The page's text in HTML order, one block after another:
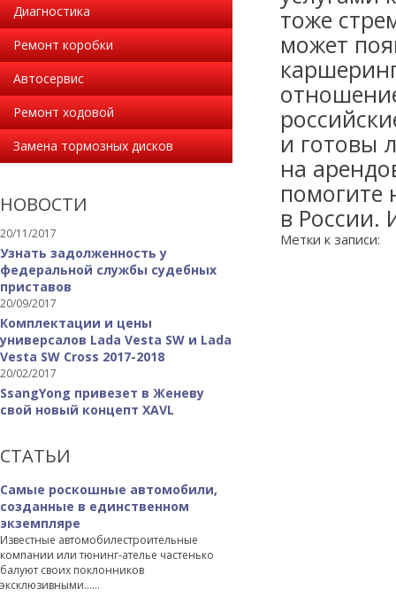
Диагностика
Ремонт коробки
Автосервис
Ремонт ходовой
Замена тормозных дисков
НОВОСТИ
20/11/2017
Узнать задолженность у
федеральной службы судебных
приставов
20/09/2017
Комплектации и цены
универсалов Lada Vesta SW и Lada
Vesta SW Cross 2017-2018
20/02/2017
SsangYong привезет в Женеву
свой новый концепт XAVL
СТАТЬИ
Самые роскошные автомобили,
созданные в единственном
экземпляре
Известные автомобилестроительные
компании или тюнинг-ателье частенько
балуют своих поклонников
эксклюзивными…...
тоже
может
и готовы
на
помогите
в России.
Метки к записи: